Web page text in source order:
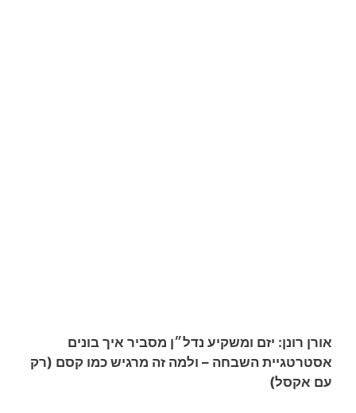
אורן רונן: יזם ומשקיע נדל״ן מסביר איך בונים
אסטרטגיית השבחה – ולמה זה מרגיש כמו קסם (רק
עם אקסל)